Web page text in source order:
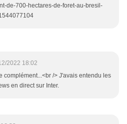
de-700-hectares-de-foret-au-bresil-
2022 18:02
complément...<br /> J'avais entendu les
en direct sur Inter.